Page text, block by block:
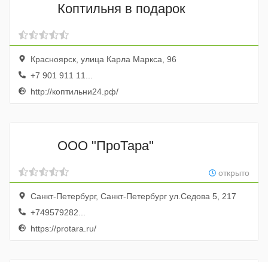
Коптильня в подарок
Красноярск, улица Карла Маркса, 96
+7 901 911 11...
http://коптильни24.рф/
ООО "ПроТара"
открыто
Санкт-Петербург, Санкт-Петербург ул.Седова 5, 217
+749579282...
https://protara.ru/